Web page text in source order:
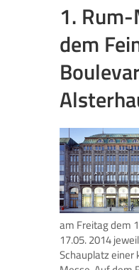
1.
dem
am Freitag dem
17.05. 2014
Schauplatz einer